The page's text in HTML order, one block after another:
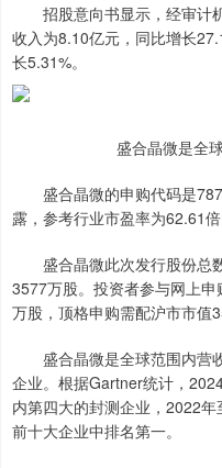
招股意向书显示，经审计
收入为8.10亿元，同比增长
长5.31%。
盛合晶微是全
盛合晶微的申购代码是
露，参考行业市盈率为62.61倍
盛合晶微此次发行股份总
3577万股。投资者参与网上
万股，顶格申购需配沪市市值
盛合晶微是全球范围内营
企业。根据Gartner统计，
内第四大的封测企业，2022
前十大企业中排名第一。